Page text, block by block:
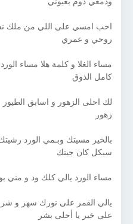
احب امسي على اللي من ملك
روحي و عمري
مساء الغلا و كلمة هلا مساء
كامل الذوق
لك احلى الزهور و اسابق
زهور
بالخير مسيتك وبـمي الورد
سيكل كان جيتك
مساء الورد يالي كلك ود و مني
يالي القمر على نورك سهر و
على خير يا أحلى بشر